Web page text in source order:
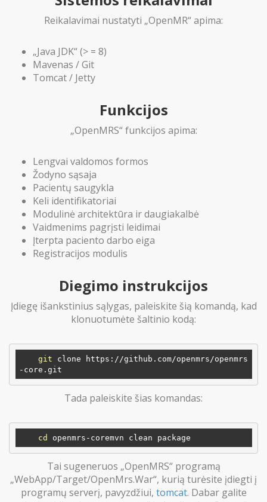
Reikalavimai nustatyti „OpenMR“ apima:
„Java JDK“ (> = 8)
Mavenas / Git
Tomcat / Jetty
Funkcijos
„OpenMRS“ funkcijos apima:
Lengvai valdomos formos
Žodyno sąsaja
Pacientų saugykla
Keli identifikatoriai
Modulinė architektūra ir daugiakalbė
Vaidmenims pagrįsti leidimai
Įterpta paciento darbo eiga
Registracijos modulis
Diegimo instrukcijos
Įdiegę išankstinius sąlygas, paleiskite šią komandą, kad
klonuotumėte šaltinio kodą:
git clone https://github.com/openmrs/openmrs
Tada paleiskite šias komandas:
cd
Tai sugeneruos „OpenMRS“ programą
„WebApp/Target/OpenMrs.War“, kurią turėsite įdiegti į
programų serverį, pavyzdžiui, tomcat. Dabar galite